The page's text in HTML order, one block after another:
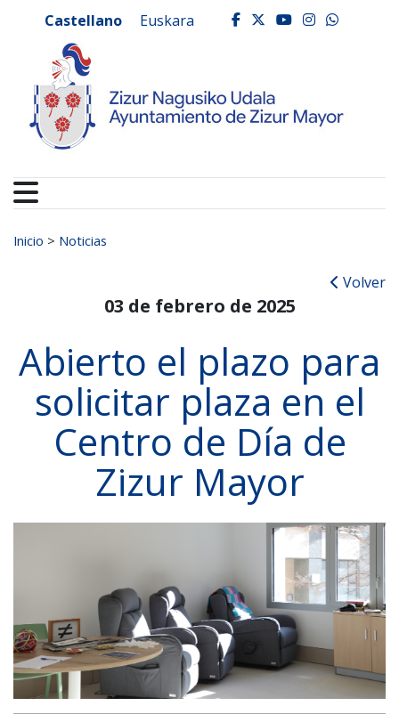
Ayuntamiento de
Castellano Euskara facebook
twitter
youtube
Buscar:
Inicio > Noticias
Volver
03 de febrero de 2025
Abierto el plazo para
solicitar plaza en el
Centro de Día de
Zizur Mayor